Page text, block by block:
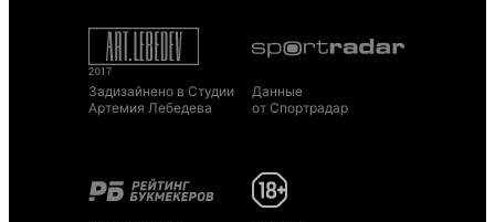
Задизайнено в Студии
Артемия Лебедева
Данные
от Спортрадар